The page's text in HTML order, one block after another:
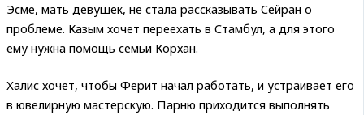
Эсме, мать девушек, не стала рассказывать Сейран о
проблеме. Казым хочет переехать в Стамбул, а для этого
ему нужна помощь семьи Корхан.
Халис хочет, чтобы Ферит начал работать, и устраивает его
в ювелирную мастерскую. Парню приходится выполнять